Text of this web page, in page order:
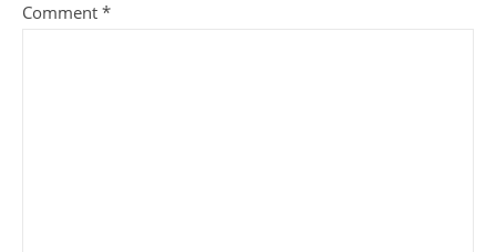
Comment *